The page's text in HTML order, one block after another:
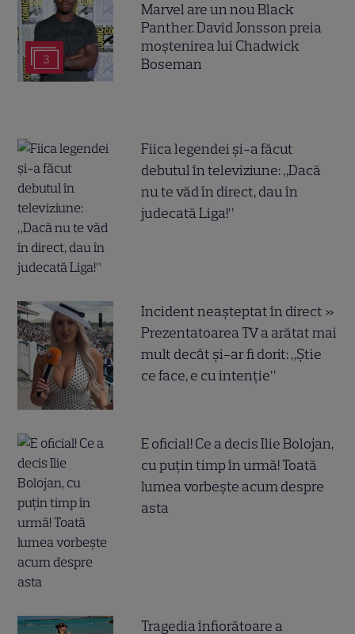
3
Marvel are un nou Black
Panther. David Jonsson preia
moștenirea lui Chadwick
Boseman
Fiica legendei și-a făcut
debutul în televiziune: „Dacă
nu te văd în direct, dau în
judecată Liga!”
Incident neașteptat în direct »
Prezentatoarea TV a arătat mai
mult decât și-ar fi dorit: „Știe
ce face, e cu intenție”
E oficial! Ce a decis Ilie Bolojan,
cu puțin timp în urmă! Toată
lumea vorbește acum despre
asta
Tragedia înfiorătoare a